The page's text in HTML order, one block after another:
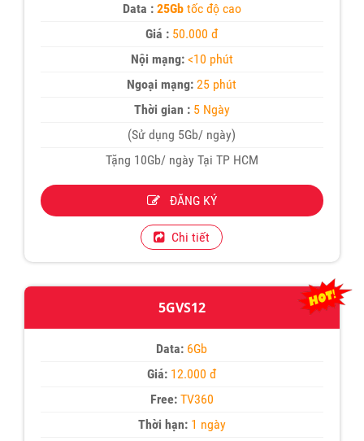
Data :25Gb tốc độ cao
Giá : 50.000 đ
Nội mạng: <10 phút
Ngoại mạng: 25 phút
Thời gian :5 Ngày
(Sử dụng 5Gb/ ngày)
Tặng 10Gb/ ngày Tại TP HCM
ĐĂNG KÝ
Chi tiết
5GVS12
Data: 6Gb
Giá: 12.000 đ
Free: TV360
Thời hạn:1 ngày